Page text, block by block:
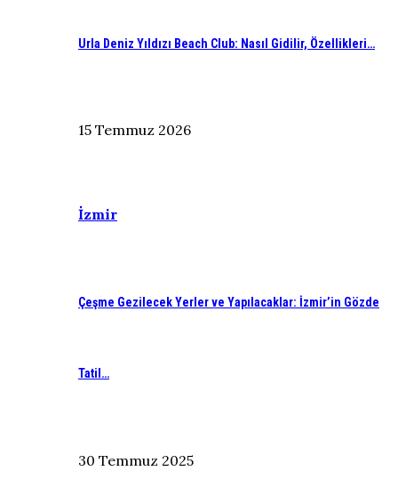
Urla Deniz Yıldızı Beach Club: Nasıl Gidilir, Özellikleri…
15 Temmuz 2026
İzmir
Çeşme Gezilecek Yerler ve Yapılacaklar: İzmir’in Gözde
Tatil…
30 Temmuz 2025